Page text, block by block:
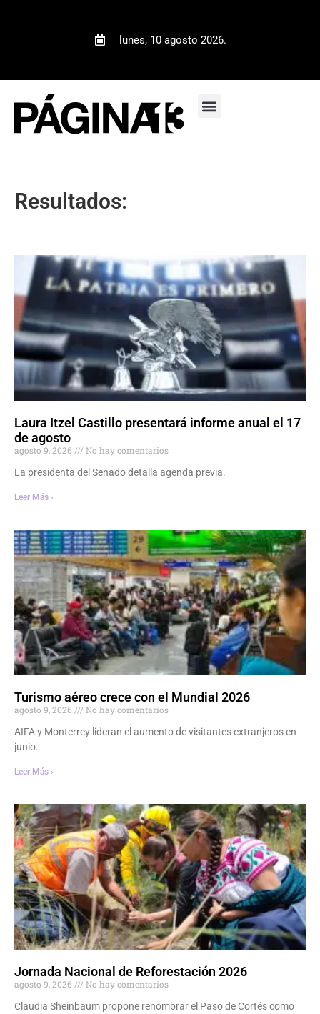
lunes, 10 agosto 2026.
Resultados:
Laura Itzel Castillo presentará informe anual el 17
de agosto
agosto 9, 2026
No hay comentarios
La presidenta del Senado detalla agenda previa.
Leer Más ›
Turismo aéreo crece con el Mundial 2026
agosto 9, 2026
No hay comentarios
AIFA y Monterrey lideran el aumento de visitantes extranjeros en
junio.
Leer Más ›
Jornada Nacional de Reforestación 2026
agosto 9, 2026
No hay comentarios
Claudia Sheinbaum propone renombrar el Paso de Cortés como